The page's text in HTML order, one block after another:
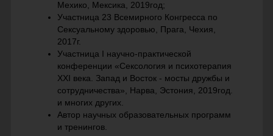
Мехико, Мексика, 2019год;
Участница 23 Всемирного Конгресса по
Сексуальному здоровью, Прага, Чехия,
2017г.
Участница I научно-практической
конференции «Сексология и психотерапия
XXI века. Запад и Восток - мосты дружбы и
сотрудничества», Нарва, Эстония, 2019год.
и многих других.
Автор научных образовательных программ
и тренингов.